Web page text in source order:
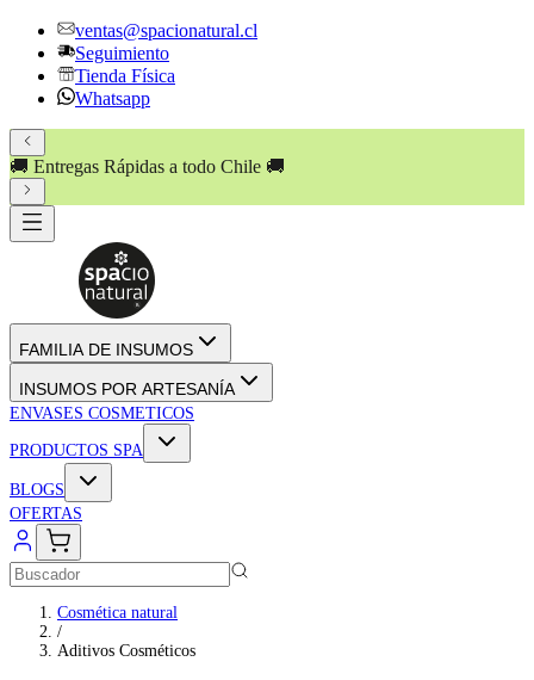
ventas@spacionatural.cl
Seguimiento
Tienda Física
Whatsapp
🚚 Entregas Rápidas a todo Chile 🚚
FAMILIA DE INSUMOS
INSUMOS POR ARTESANÍA
ENVASES COSMETICOS
PRODUCTOS SPA
BLOGS
OFERTAS
Cosmética natural
/
Aditivos Cosméticos